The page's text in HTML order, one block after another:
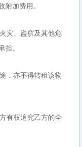
加费用。
灾、盗窃及其他危
。
，亦不得转租该物
有权追究乙方的全